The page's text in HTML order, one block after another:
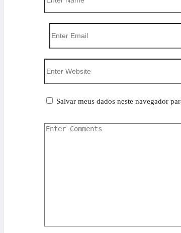
Salvar meus dados neste navegador